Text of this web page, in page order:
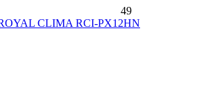
49
CLIMA RCI-PX12HN